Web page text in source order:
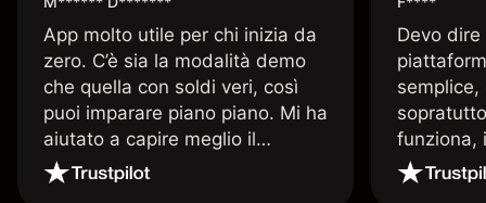
App molto utile per chi inizia da
zero. C’è sia la modalità demo
che quella con soldi veri, così
puoi imparare piano piano. Mi ha
aiutato a capire meglio il
trading. La consiglio a chi parte
senza esperienza.
Devo
funziona,
Davide e'
spiega